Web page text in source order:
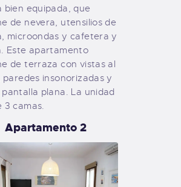
bien equipada, que
de nevera, utensilios de
microondas y cafetera y
Este apartamento
de terraza con vistas al
paredes insonorizadas y
pantalla plana. La unidad
3 camas.
Apartamento 2